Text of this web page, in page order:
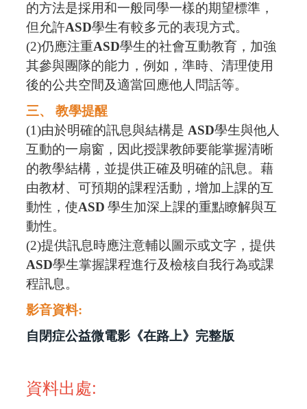
的方法是採用和一般同學一樣的期望標準，
但允許ASD學生有較多元的表現方式。
(2)仍應注重ASD學生的社會互動教育，加強
其參與團隊的能力，例如，準時、清理使用
後的公共空間及適當回應他人問話等。
三、 教學提醒
(1)由於明確的訊息與結構是 ASD學生與他人
互動的一扇窗，因此授課教師要能掌握清晰
的教學結構，並提供正確及明確的訊息。藉
由教材、可預期的課程活動，增加上課的互
動性，使ASD 學生加深上課的重點瞭解與互
動性。
(2)提供訊息時應注意輔以圖示或文字，提供
ASD學生掌握課程進行及檢核自我行為或課
程訊息。
影音資料:
自閉症公益微電影《在路上》完整版
資料出處: